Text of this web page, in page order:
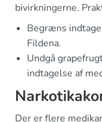
bivirkningerne.
Begræns
Fildena.
Undgå
indtagelse af
Der er flere